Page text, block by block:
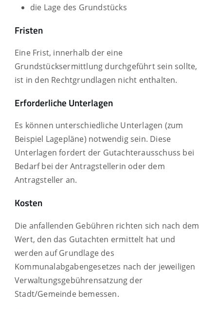
die Lage des Grundstücks
Fristen
Eine Frist, innerhalb der eine
Grundstücksermittlung durchgeführt sein sollte,
ist in den Rechtgrundlagen nicht enthalten.
Erforderliche Unterlagen
Es können unterschiedliche Unterlagen (zum
Beispiel Lagepläne) notwendig sein. Diese
Unterlagen fordert der Gutachterausschuss bei
Bedarf bei der Antragstellerin oder dem
Antragsteller an.
Kosten
Die anfallenden Gebühren richten sich nach dem
Wert, den das Gutachten ermittelt hat und
werden auf Grundlage des
Kommunalabgabengesetzes nach der jeweiligen
Verwaltungsgebührensatzung der
Stadt/Gemeinde bemessen.